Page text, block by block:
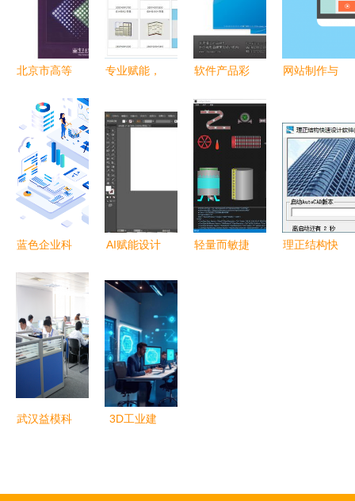
北京市高等
材立项项目
《软件工程
实验与课程
设计指导
软件设计制
作》解析与
专业赋能，
——100%
支持全屋定
制的设计拆
单软件解决
软件产品彩
套制作 从
概念到成品
的全流程指
南
网站制作与
通的实用指
南
蓝色企业科
程序APP系
统软件的设
计与制作
AI赋能设计
中的格子旗
艺术创作
轻量而敏捷
理正结构快
武汉益模科
3D工业建